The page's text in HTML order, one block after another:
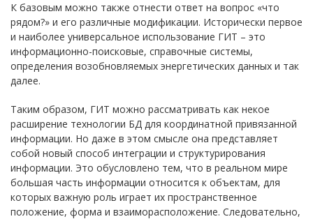
К базовым можно также отнести ответ на вопрос «что
рядом?» и его различные модификации. Исторически первое
и наиболее универсальное использование ГИТ – это
информационно-поисковые, справочные системы,
определения возобновляемых энергетических данных и так
далее.
Таким образом, ГИТ можно рассматривать как некое
расширение технологии БД для координатной привязанной
информации. Но даже в этом смысле она представляет
собой новый способ интеграции и структурирования
информации. Это обусловлено тем, что в реальном мире
большая часть информации относится к объектам, для
которых важную роль играет их пространственное
положение, форма и взаиморасположение. Следовательно,